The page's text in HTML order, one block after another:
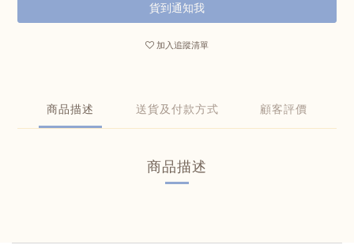
貨到通知我
加入追蹤清單
商品描述 送貨及付款方式 顧客評價
商品描述